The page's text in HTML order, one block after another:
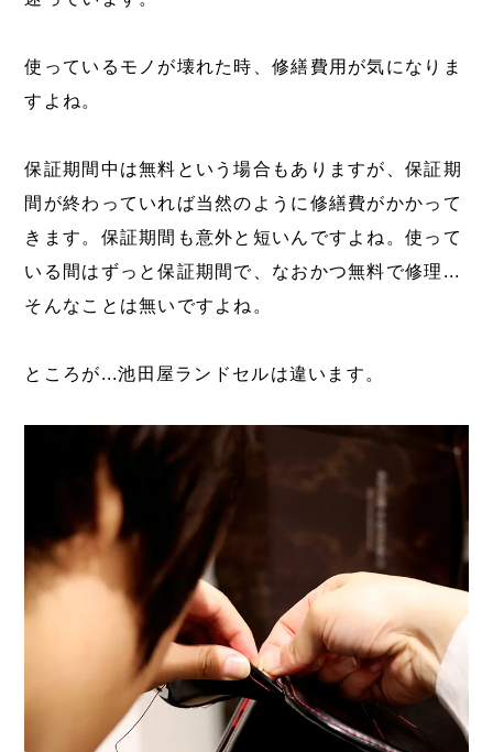
使っているモノが壊れた時、修繕費用が気になりま
すよね。
保証期間中は無料という場合もありますが、保証期
間が終わっていれば当然のように修繕費がかかって
きます。保証期間も意外と短いんですよね。使って
いる間はずっと保証期間で、なおかつ無料で修理...
そんなことは無いですよね。
ところが...池田屋ランドセルは違います。